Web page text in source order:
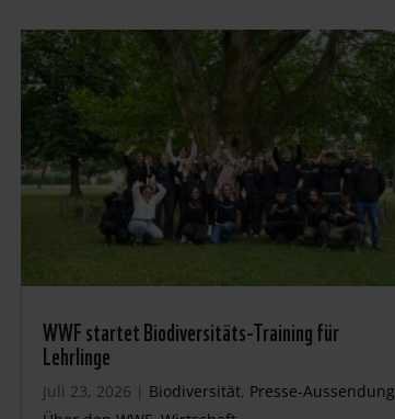
WWF startet Biodiversitäts-Training für
Lehrlinge
Juli 23, 2026 | Biodiversität, Presse-Aussendung